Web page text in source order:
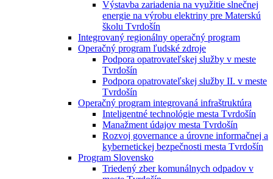
Výstavba zariadenia na využitie slnečnej
energie na výrobu elektriny pre Materskú
školu Tvrdošín
Integrovaný regionálny operačný program
Operačný program ľudské zdroje
Podpora opatrovateľskej služby v meste
Tvrdošín
Podpora opatrovateľskej služby II. v meste
Tvrdošín
Operačný program integrovaná infraštruktúra
Inteligentné technológie mesta Tvrdošín
Manažment údajov mesta Tvrdošín
Rozvoj governance a úrovne informačnej a
kybernetickej bezpečnosti mesta Tvrdošín
Program Slovensko
Triedený zber komunálnych odpadov v